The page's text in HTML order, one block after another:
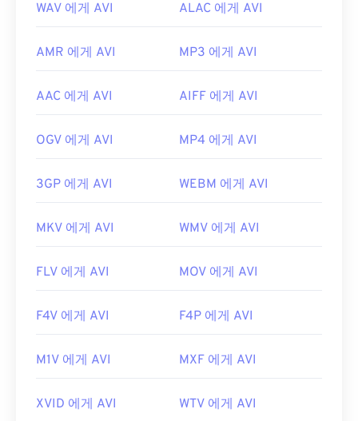
WAV 에게 AVI ALAC 에게 AVI
AMR 에게 AVI MP3 에게 AVI
AAC 에게 AVI AIFF 에게 AVI
OGV 에게 AVI MP4 에게 AVI
3GP 에게 AVI WEBM 에게 AVI
MKV 에게 AVI WMV 에게 AVI
FLV 에게 AVI MOV 에게 AVI
F4V 에게 AVI F4P 에게 AVI
M1V 에게 AVI MXF 에게 AVI
XVID 에게 AVI WTV 에게 AVI